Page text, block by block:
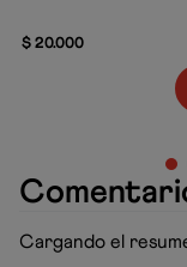
$20.000
Cargando el